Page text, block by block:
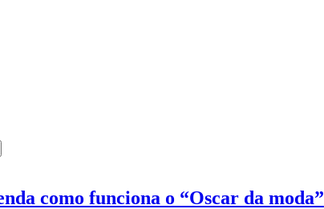
como funciona o “Oscar da moda”